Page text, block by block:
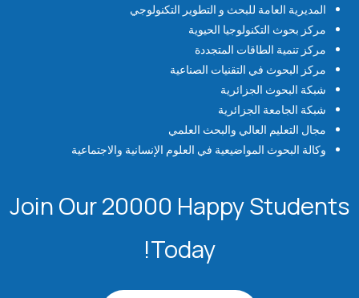
المديرية العامة للبحث و التطوير التكنولوجي
مركز بحوث التكنولوجيا الحيوية
مركز تنمية الطاقات المتجددة
مركز البحوث في التقنيات الصناعية
شبكة البحوث الجزائرية
شبكة الجامعة الجزائرية
مجال التعليم العالي والبحث العلمي
وكالة البحوث المواضيعية في العلوم الإنسانية والاجتماعية
Join Our 20000 Happy Students​
Today!